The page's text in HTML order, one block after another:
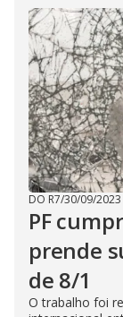
DO R7/30/09/2023
PF
prende
de 8/1
O trabalho foi